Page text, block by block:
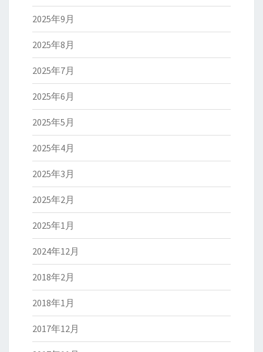
2025年9月
2025年8月
2025年7月
2025年6月
2025年5月
2025年4月
2025年3月
2025年2月
2025年1月
2024年12月
2018年2月
2018年1月
2017年12月